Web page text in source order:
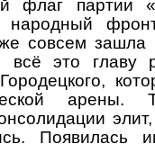
флаг партии
народный
совсем зашла
всё это главу
арены.
Появилась